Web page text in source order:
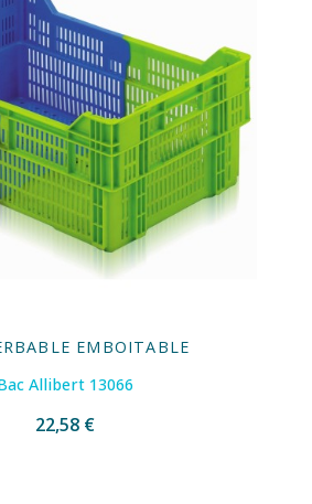
EMBOITABLE
Allibert 13066
22,58 €